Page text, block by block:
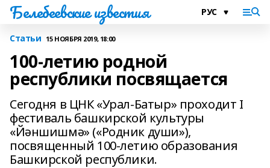
Белебеевские известия
Статьи 15 НОЯБРЯ 2019, 18:00
100-летию родной
республики посвящается
Сегодня в ЦНК «Урал-Батыр» проходит I
фестиваль башкирской культуры
«Йәншишмә» («Родник души»),
посвященный 100-летию образования
Башкирской республики.